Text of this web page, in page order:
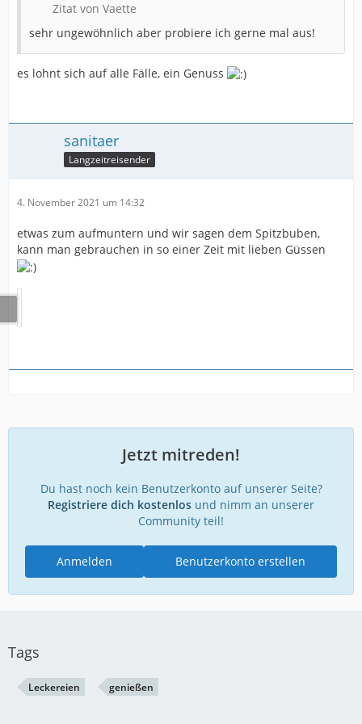
Zitat von Vaette
sehr ungewöhnlich aber probiere ich gerne mal aus!
es lohnt sich auf alle Fälle, ein Genuss
sanitaer
Langzeitreisender
4. November 2021 um 14:32
etwas zum aufmuntern und wir sagen dem Spitzbuben,
kann man gebrauchen in so einer Zeit mit lieben Güssen
Jetzt mitreden!
Du hast noch kein Benutzerkonto auf unserer Seite?
Registriere dich kostenlos und nimm an unserer
Community teil!
Benutzerkonto erstellen
Anmelden
Tags
Leckereien genießen